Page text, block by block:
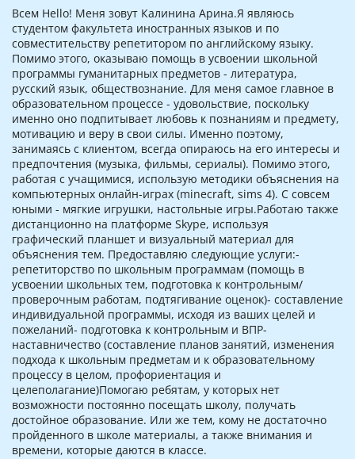
Всем Hello! Меня зовут Калинина Арина.Я являюсь
студентом факультета иностранных языков и по
совместительству репетитором по английскому языку.
Помимо этого, оказываю помощь в усвоении школьной
программы гуманитарных предметов - литература,
русский язык, обществознание. Для меня самое главное в
образовательном процессе - удовольствие, поскольку
именно оно подпитывает любовь к познаниям и предмету,
мотивацию и веру в свои силы. Именно поэтому,
занимаясь с клиентом, всегда опираюсь на его интересы и
предпочтения (музыка, фильмы, сериалы). Помимо этого,
работая с учащимися, использую методики объяснения на
компьютерных онлайн-играх (minecraft, sims 4). С совсем
юными - мягкие игрушки, настольные игры.Работаю также
дистанционно на платформе Skype, используя
графический планшет и визуальный материал для
объяснения тем. Предоставляю следующие услуги:-
репетиторство по школьным программам (помощь в
усвоении школьных тем, подготовка к контрольным/
проверочным работам, подтягивание оценок)- составление
индивидуальной программы, исходя из ваших целей и
пожеланий- подготовка к контрольным и ВПР-
наставничество (составление планов занятий, изменения
подхода к школьным предметам и к образовательному
процессу в целом, профориентация и
целеполагание)Помогаю ребятам, у которых нет
возможности постоянно посещать школу, получать
достойное образование. Или же тем, кому не достаточно
пройденного в школе материалы, а также внимания и
времени, которые даются в классе.